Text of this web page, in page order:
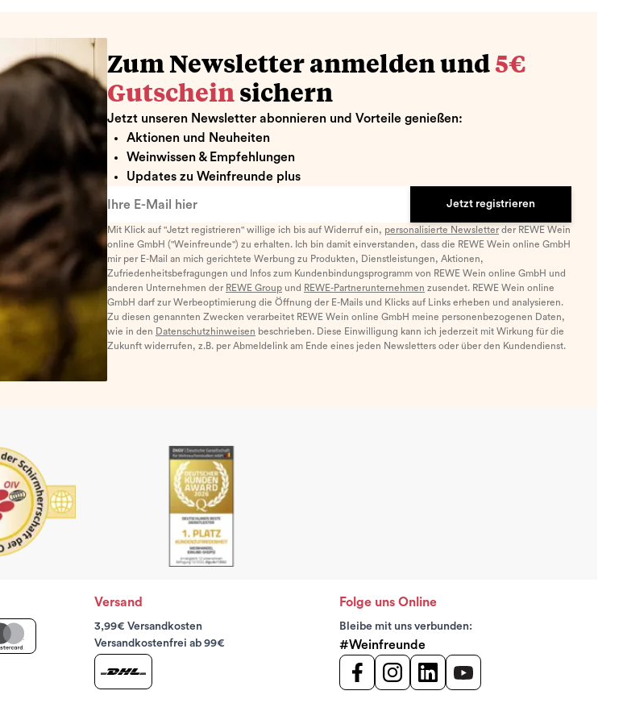
Zum Newsletter anmelden und 5€
Gutschein sichern
Jetzt unseren Newsletter abonnieren und Vorteile genießen:
Aktionen und Neuheiten
Weinwissen & Empfehlungen
Updates zu Weinfreunde plus
Jetzt registrieren
Mit Klick auf "Jetzt registrieren" willige ich bis auf Widerruf ein, personalisierte Newsletterder REWE Wein
online GmbH ("Weinfreunde") zu erhalten. Ich bin damit einverstanden, dass die REWE Wein online GmbH
mir per E-Mail an mich gerichtete Werbung zu Produkten, Dienstleistungen, Aktionen,
Zufriedenheitsbefragungen und Infos zum Kundenbindungsprogramm von REWE Wein online GmbH und
anderen Unternehmen der REWE Group und REWE-Partnerunternehmen zusendet. REWE Wein online
GmbH darf zur Werbeoptimierung die Öffnung der E-Mails und Klicks auf Links erheben und analysieren.
Zu diesen genannten Zwecken verarbeitet REWE Wein online GmbH meine personenbezogenen Daten,
wie in den Datenschutzhinweisen beschrieben. Diese Einwilligung kann ich jederzeit mit Wirkung für die
Zukunft widerrufen, z.B. per Abmeldelink am Ende eines jeden Newsletters oder über den Kundendienst.
Versand
3,99€ Versandkosten
Versandkostenfrei ab 99€
Folge uns Online
Bleibe mit uns verbunden:
#Weinfreunde